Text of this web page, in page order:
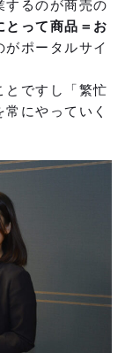
るのが商売の
とって商品＝お
ポータルサイ
ですし「繁忙
にやっていく